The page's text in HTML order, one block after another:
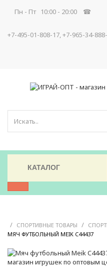
Пн - Пт 10:00 - 20:00 ☎
+7-495-01-808-17, +7-965-34-
КАТАЛОГ
/ СПОРТИВНЫЕ ТОВАРЫ /
МЯЧ ФУТБОЛЬНЫЙ MEIK C44437